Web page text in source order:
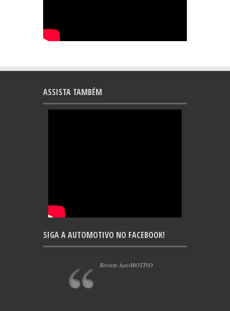
ASSISTA TAMBÉM
SIGA A AUTOMOTIVO NO FACEBOOK!
Revista AutoMOTIVO